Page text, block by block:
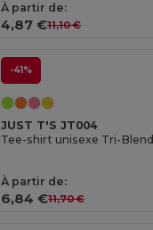
À partir de:
4,87 €11,10 €
-41%
JUST T'S JT004
Tee-shirt unisexe Tri-Blend
À partir de:
6,84 €11,70 €